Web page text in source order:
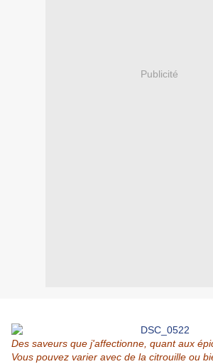
Publicité
Des saveurs que j'affectionne, quant aux
Vous pouvez varier avec de la citrouille ou